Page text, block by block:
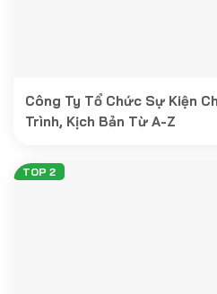
Công Ty Tổ Chức Sự Kiện
Trình, Kịch Bản Từ A-Z